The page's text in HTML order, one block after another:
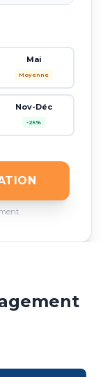
Mai
Moyenne
Nov-Déc
-25%